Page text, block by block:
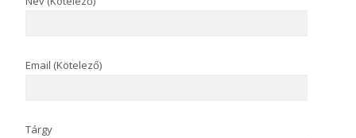
Email (Kötelező)
Tárgy